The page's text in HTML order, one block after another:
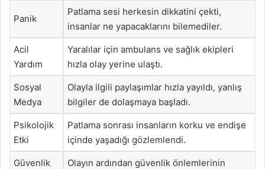
Panik
Patlama sesi herkesin dikkatini çekti,
insanlar ne yapacaklarını bilemediler.
Acil
Yardım
Yaralılar için ambulans ve sağlık ekipleri
hızla olay yerine ulaştı.
Sosyal
Medya
Olayla ilgili paylaşımlar hızla yayıldı, yanlış
bilgiler de dolaşmaya başladı.
Psikolojik
Etki
Patlama sonrası insanların korku ve endişe
içinde yaşadığı gözlemlendi.
Güvenlik
Olayın ardından güvenlik önlemlerinin